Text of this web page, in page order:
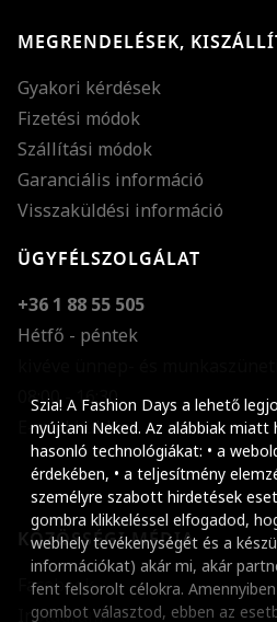
Szia! A Fashion Days a lehető
nyújtani Neked. Az alábbiak miatt
hasonló technológiákat: • a
érdekében, • a teljesítmény
személyre szabott hirdetések
gombra klikkeléssel elfogadod,
webhely tevékenységét és a
információkat) akár mi, akár
fent felsorolt célokra.
gombot választod, ebben az
MEGRENDELÉSEK,
Gyakori kérdések
Fizetési módok
Szállítási módok
Garanciális információ
Visszaküldési információ
ÜGYFÉLSZOLGÁLAT
+36 1 88 55 505
Hétfő - péntek
08:00 - 16:30
E-mail küldése
KÖZÖSSÉGI MÉDIA
Facebook
Instagram